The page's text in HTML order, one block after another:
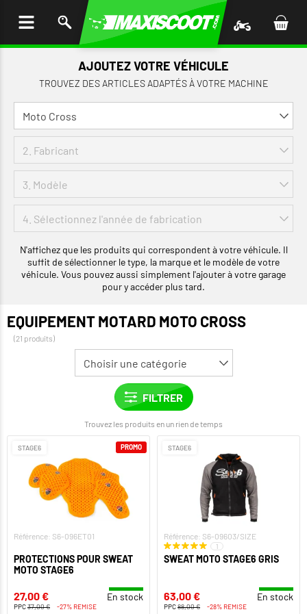
AJOUTEZ VOTRE VÉHICULE
TROUVEZ DES ARTICLES ADAPTÉS À VOTRE MACHINE
N'affichez que les produits qui correspondent à votre véhicule. Il
suffit de sélectionner le type, la marque et le modèle de votre
véhicule. Vous pouvez aussi simplement l'ajouter à votre garage
pour y accéder plus tard.
EQUIPEMENT MOTARD MOTO CROSS
(21 produits)
Trouvez les produits en un rien de temps
STAGE6
Référence: S6-096ET01
PROTECTIONS POUR SWEAT
MOTO STAGE6
27,00 € En stock
PPC37,00 € -27% REMISE
PROMO STAGE6
Référence: S6-09603/SIZE
1
SWEAT MOTO STAGE6 GRIS
63,00 € En stock
PPC88,00 € -28% REMISE